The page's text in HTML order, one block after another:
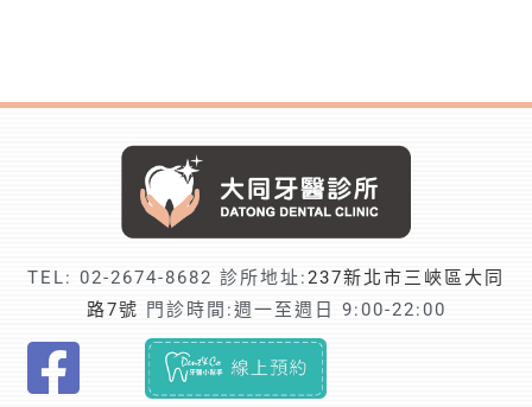
TEL: 02-2674-8682 診所地址:237新北市三峽區大同
路7號 門診時間:週一至週日 9:00-22:00
F